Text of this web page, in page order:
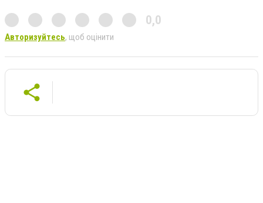
0,0
Авторизуйтесь, щоб оцінити